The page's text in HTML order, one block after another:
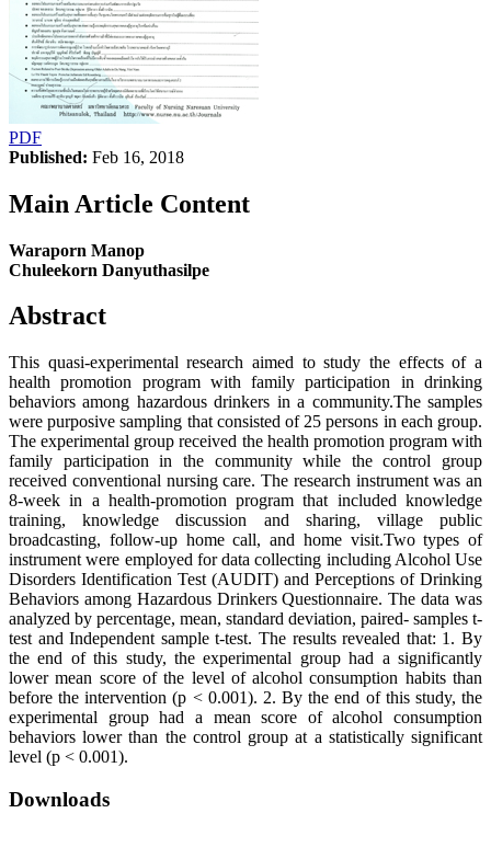
PDF
Published: Feb 16, 2018
Main Article Content
Waraporn Manop
Chuleekorn Danyuthasilpe
Abstract
This quasi-experimental research aimed to study the effects of a
health promotion program with family participation in drinking
behaviors among hazardous drinkers in a community.The samples
were purposive sampling that consisted of 25 persons in each group.
The experimental group received the health promotion program with
family participation in the community while the control group
received conventional nursing care. The research instrument was an
8-week in a health-promotion program that included knowledge
training, knowledge discussion and sharing, village public
broadcasting, follow-up home call, and home visit.Two types of
instrument were employed for data collecting including Alcohol Use
Disorders Identification Test (AUDIT) and Perceptions of Drinking
Behaviors among Hazardous Drinkers Questionnaire. The data was
analyzed by percentage, mean, standard deviation, paired- samples t-
test and Independent sample t-test. The results revealed that: 1. By
the end of this study, the experimental group had a significantly
lower mean score of the level of alcohol consumption habits than
before the intervention (p < 0.001). 2. By the end of this study, the
experimental group had a mean score of alcohol consumption
behaviors lower than the control group at a statistically significant
level (p < 0.001).
Downloads